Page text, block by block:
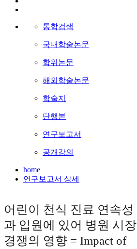
통합검색
국내학술논문
학위논문
해외학술논문
학술지
단행본
연구보고서
공개강의
home
연구보고서 상세
어린이 천식 진료 연속성
과 입원에 있어 병원 시장
경쟁의 영향 = Impact of